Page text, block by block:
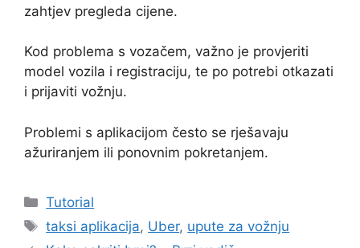
zahtjev pregleda cijene.
Kod problema s vozačem, važno je provjeriti
model vozila i registraciju, te po potrebi otkazati
i prijaviti vožnju.
Problemi s aplikacijom često se rješavaju
ažuriranjem ili ponovnim pokretanjem.
Kategorije
Tutorial
Oznake
taksi aplikacija, Uber, upute za vožnju